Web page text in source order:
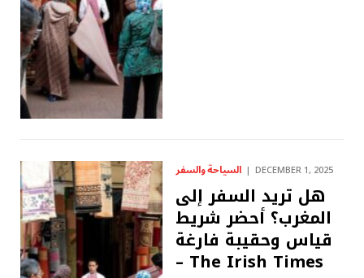
السياحة والسفر DECEMBER 1, 2025
هل تريد السفر إلى
المغرب؟ أحضر شريط
قياس وحقيبة فارغة
– The Irish Times